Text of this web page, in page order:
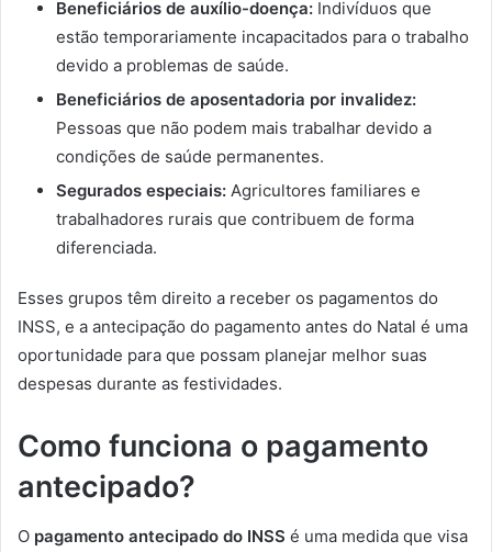
Beneficiários de auxílio-doença: Indivíduos que
estão temporariamente incapacitados para o trabalho
devido a problemas de saúde.
Beneficiários de aposentadoria por invalidez:
Pessoas que não podem mais trabalhar devido a
condições de saúde permanentes.
Segurados especiais: Agricultores familiares e
trabalhadores rurais que contribuem de forma
diferenciada.
Esses grupos têm direito a receber os pagamentos do
INSS, e a antecipação do pagamento antes do Natal é uma
oportunidade para que possam planejar melhor suas
despesas durante as festividades.
Como funciona o pagamento
antecipado?
O pagamento antecipado do INSS é uma medida que visa